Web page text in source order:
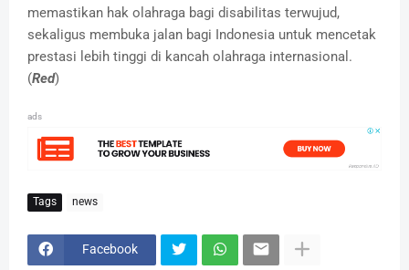
memastikan hak olahraga bagi disabilitas terwujud,
sekaligus membuka jalan bagi Indonesia untuk mencetak
prestasi lebih tinggi di kancah olahraga internasional.
(Red)
ads
Tags news
Facebook